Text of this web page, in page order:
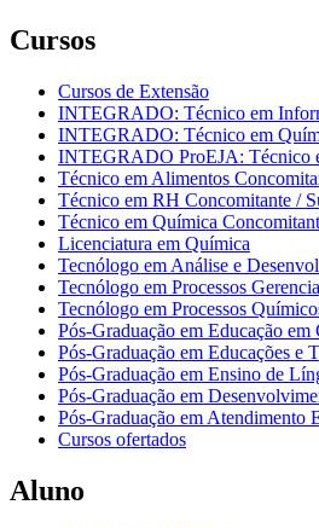
Cursos
Cursos de Extensão
INTEGRADO: Técnico em
INTEGRADO: Técnico em
INTEGRADO ProEJA: Técnico
Técnico em Alimentos
Técnico em RH Concomitante /
Técnico em Química
Licenciatura em Química
Tecnólogo em Análise e
Tecnólogo em Processos
Tecnólogo em Processos
Pós-Graduação em Educação em
Pós-Graduação em Educações e
Pós-Graduação em Ensino de
Pós-Graduação em
Pós-Graduação em Atendimento
Cursos ofertados
Aluno